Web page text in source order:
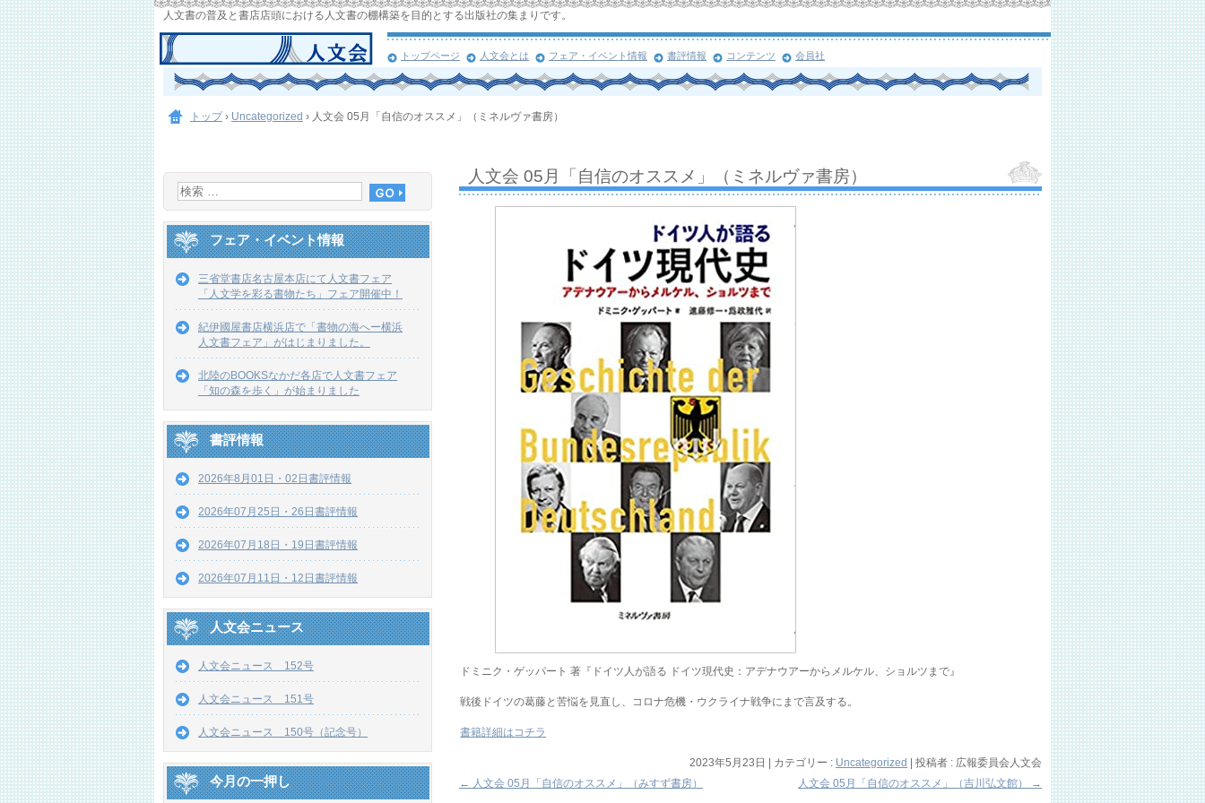
人文書の普及と書店店頭における人文書の棚構築を目的とする出版社の集まりです。
トップページ 人文会とは フェア・イベント情報 書評情報 コンテンツ 会員社
トップ › Uncategorized › 人文会 05月「自信のオススメ」（ミネルヴァ書房）
人文会 05月「自信のオススメ」（ミネルヴァ書房）
ドミニク・ゲッパート 著『ドイツ人が語る ドイツ現代史：アデナウアーからメルケル、ショルツまで』
戦後ドイツの葛藤と苦悩を見直し、コロナ危機・ウクライナ戦争にまで言及する。
書籍詳細はコチラ
2023年5月23日 カテゴリー : Uncategorized
投稿者 : 広報委員会人文会
← 人文会 05月「自信のオススメ」（みすず書房） 人文会 05月「自信のオススメ」（吉川弘文館） →
フェア・イベント情報
三省堂書店名古屋本店にて人文書フェア
「人文学を彩る書物たち」フェア開催中！
紀伊國屋書店横浜店で「書物の海へー横浜
人文書フェア」がはじまりました。
北陸のBOOKSなかだ各店で人文書フェア
「知の森を歩く」が始まりました
書評情報
2026年8月01日・02日書評情報
2026年07月25日・26日書評情報
2026年07月18日・19日書評情報
2026年07月11日・12日書評情報
人文会ニュース
人文会ニュース 152号
人文会ニュース 151号
人文会ニュース 150号（記念号）
今月の一押し